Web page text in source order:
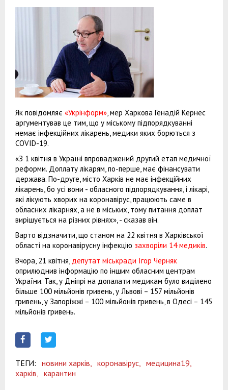
Як повідомляє «Укрінформ» , мер Харкова Генадій Кернес
аргументував це тим, що у міському підпорядкуванні
немає інфекційних лікарень, медики яких борються з
COVID-19.
«З 1 квітня в Україні впроваджений другий етап медичної
реформи. Доплату лікарям, по-перше, має фінансувати
держава. По-друге, місто Харків не має інфекційних
лікарень, бо усі вони - обласного підпорядкування, і лікарі,
які лікують хворих на коронавірус, працюють саме в
обласних лікарнях, а не в міських, тому питання доплат
вирішується на різних рівнях», - сказав він.
Варто відзначити, що станом на 22 квітня в Харківської
області на коронавірусну інфекцію захворіли 14 медиків.
Вчора, 21 квітня, депутат міськради Ігор Черняк
оприлюднив інформацію по іншим обласним центрам
України. Так, у Дніпрі на допалати медикам було виділено
більше 100 мільйонів гривень, у Львові – 157 мільйонів
гривень, у Запоріжжі – 100 мільйонів гривень, в Одесі – 145
мільйонів гривень.
ТЕГИ: новини харків, коронавірус,
медицина19,
харків,
карантин